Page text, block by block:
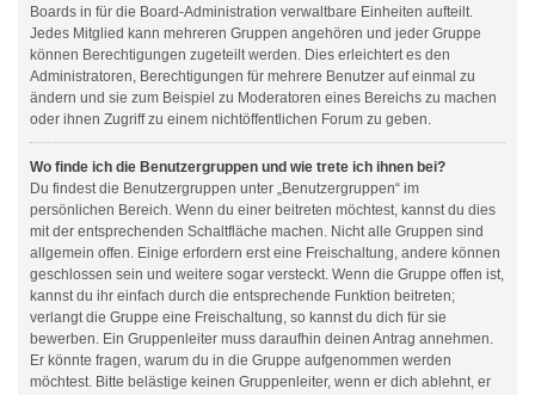
Boards in für die Board-Administration verwaltbare Einheiten aufteilt.
Jedes Mitglied kann mehreren Gruppen angehören und jeder Gruppe
können Berechtigungen zugeteilt werden. Dies erleichtert es den
Administratoren, Berechtigungen für mehrere Benutzer auf einmal zu
ändern und sie zum Beispiel zu Moderatoren eines Bereichs zu machen
oder ihnen Zugriff zu einem nichtöffentlichen Forum zu geben.
Wo finde ich die Benutzergruppen und wie trete ich ihnen bei?
Du findest die Benutzergruppen unter „Benutzergruppen“ im
persönlichen Bereich. Wenn du einer beitreten möchtest, kannst du dies
mit der entsprechenden Schaltfläche machen. Nicht alle Gruppen sind
allgemein offen. Einige erfordern erst eine Freischaltung, andere können
geschlossen sein und weitere sogar versteckt. Wenn die Gruppe offen ist,
kannst du ihr einfach durch die entsprechende Funktion beitreten;
verlangt die Gruppe eine Freischaltung, so kannst du dich für sie
bewerben. Ein Gruppenleiter muss daraufhin deinen Antrag annehmen.
Er könnte fragen, warum du in die Gruppe aufgenommen werden
möchtest. Bitte belästige keinen Gruppenleiter, wenn er dich ablehnt, er